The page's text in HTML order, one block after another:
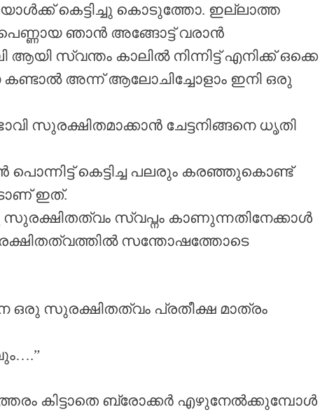
കെട്ടിച്ചു കൊടുത്തോ. ഇല്ലാത്ത
പെണ്ണായ ഞാൻ അങ്ങോട്ട് വരാൻ
ആയി സ്വന്തം കാലിൽ നിന്നിട്ട് എനിക്ക് ഒക്കെ
അന്ന് ആലോചിച്ചോളാം ഇനി ഒരു
സുരക്ഷിതമാക്കാൻ ചേട്ടനിങ്ങനെ ധൃതി
കെട്ടിച്ച പലരും കരഞ്ഞുകൊണ്ട്
ഇത്.
സ്വപ്നം കാണുന്നതിനേക്കാൾ
സന്തോഷത്തോടെ
സുരക്ഷിതത്വം പ്രതീക്ഷ മാത്രം
കിട്ടാതെ ബ്രോക്കർ എഴുനേൽക്കുമ്പോൾ